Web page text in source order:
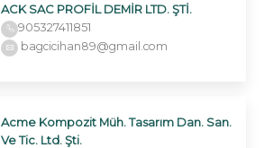
ACK SAC PROFİL DEMİR LTD. ŞTİ.
905327411851
bagcicihan89@gmail.com
Acme Kompozit Müh. Tasarım Dan. San.
Ve Tic. Ltd. Şti.